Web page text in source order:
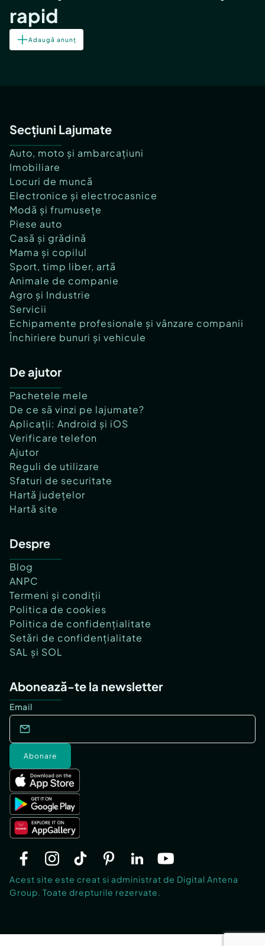
rapid
Adaugă anunț
Secțiuni Lajumate
Auto, moto și ambarcațiuni
Imobiliare
Locuri de muncă
Electronice și electrocasnice
Modă și frumusețe
Piese auto
Casă și grădină
Mama și copilul
Sport, timp liber, artă
Animale de companie
Agro și Industrie
Servicii
Echipamente profesionale și vânzare companii
Închiriere bunuri și vehicule
De ajutor
Pachetele mele
De ce să vinzi pe lajumate?
Aplicații: Android și iOS
Verificare telefon
Ajutor
Reguli de utilizare
Sfaturi de securitate
Hartă județelor
Hartă site
Despre
Blog
ANPC
Termeni și condiții
Politica de cookies
Politica de confidențialitate
Setări de confidențialitate
SAL și SOL
Abonează-te la newsletter
Email
Abonare
Acest site este creat si administrat de Digital Antena
Group. Toate drepturile rezervate.